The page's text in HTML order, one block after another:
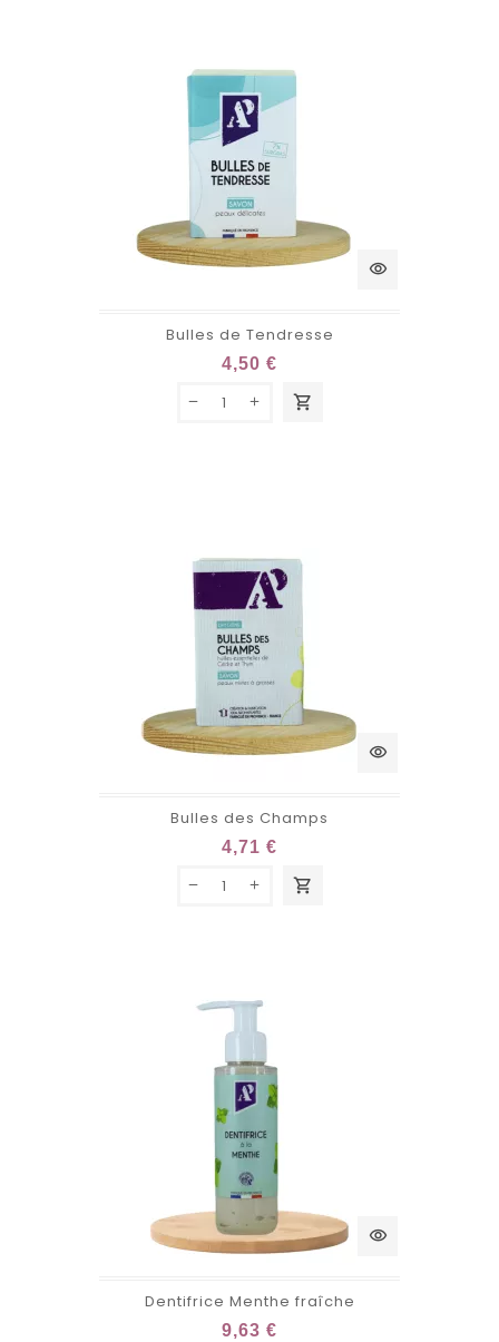
visibility
Bulles de Tendresse
4,50 €
shopping_cart
visibility
Bulles des Champs
4,71 €
shopping_cart
visibility
Dentifrice Menthe fraîche
9,63 €